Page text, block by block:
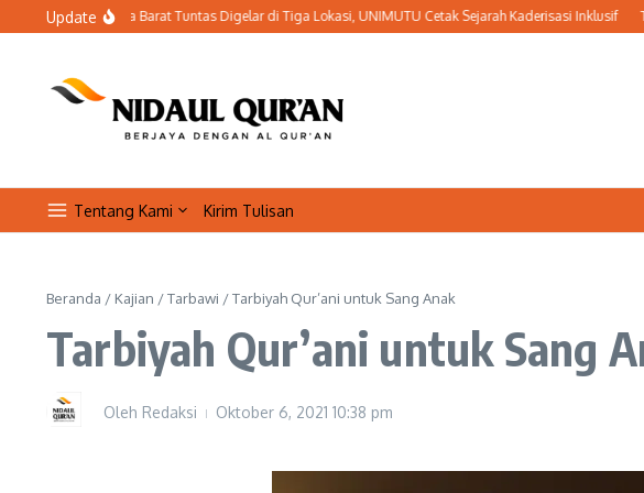
Lewati ke konten
Update
PWM Papua Barat Tuntas Digelar di Tiga Lokasi, UNIMUTU Cetak Sejarah Kaderisasi Inklusif
Tentang Kami Kirim Tulisan
Beranda / Kajian /Tarbawi /Tarbiyah Qur’ani untuk Sang Anak
Tarbiyah Qur’ani untuk Sang
Oleh Redaksi Oktober 6, 2021 10:38 pm